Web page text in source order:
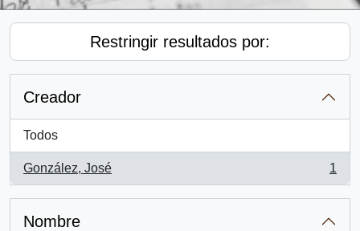
Restringir resultados por:
Creador
Todos
González, José
, 1 resultados
1
Nombre